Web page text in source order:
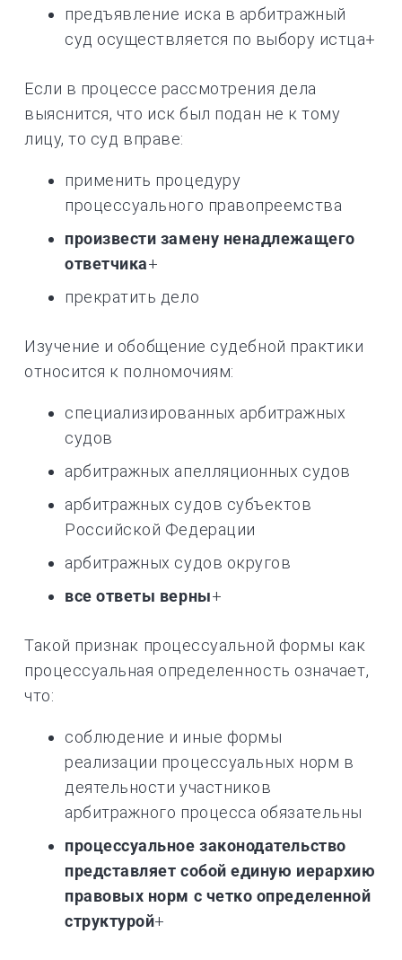
предъявление иска в арбитражный
суд осуществляется по выбору истца+
Если в процессе рассмотрения дела
выяснится, что иск был подан не к тому
лицу, то суд вправе:
применить процедуру
процессуального правопреемства
произвести замену ненадлежащего
ответчика+
прекратить дело
Изучение и обобщение судебной практики
относится к полномочиям:
специализированных арбитражных
судов
арбитражных апелляционных судов
арбитражных судов субъектов
Российской Федерации
арбитражных судов округов
все ответы верны+
Такой признак процессуальной формы как
процессуальная определенность означает,
что:
соблюдение и иные формы
реализации процессуальных норм в
деятельности участников
арбитражного процесса обязательны
процессуальное законодательство
представляет собой единую иерархию
правовых норм с четко определенной
структурой+